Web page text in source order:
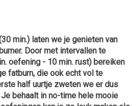
min.) laten we je genieten van
Door met intervallen te
oefening - 10 min. rust) bereiken
fatburn, die ook echt vol te
half uurtje zweten we er dus
behaalt in no-time hele mooie